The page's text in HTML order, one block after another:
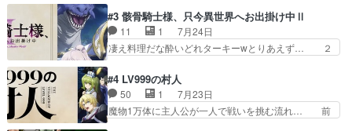
昭和キッズを恐怖のどん底へ突… 現代で有名な口
裂け女登場！お市ちゃん、ポ… ろくろ首の除霊シ
ーン「悪霊退散」のパチン…
いたぶってるのか！？Cパートで懐か… 普通にド
ッジが激アツ。いや羽仁衣が初めて… 優谷優の声
優に「ちんこ」って言わせてて興… 珍子ちゃ
ん………！！！！？！先週に引き続… これは意図
限ったことでなく、最近のアニ… 東山朱莉
（AkariHIGASHIYAM… こんなに可憐で可愛い泣
き虫メイドが僅か3…
#3 骸骨騎士様、只今異世界へお出掛け中Ⅱ
11 1
7月24日
凄え料理だな酔いどれターキーwとりあえず… ２
いの良いお兄ちゃん！！現場も楽しかっ… 第３話
をｄアニメストアで視聴しました。視… ローデン
王国ホーバン領を訪れたアーク一行… 1期に引き
続き２期にも出演させていただけ… 1期の頃から
#4 LV999の村人
50 1
7月23日
魔物1万体に主人公が一人で戦いを挑む流れ… 前